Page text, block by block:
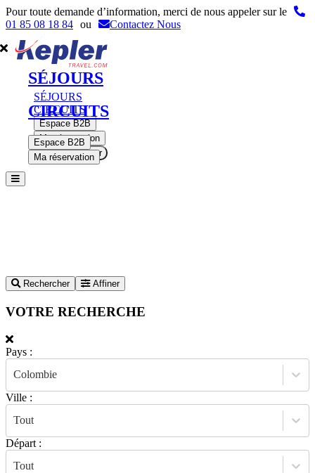
Pour toute demande d’information, merci de nous appeler sur le
01 85 08 18 84 ou Contactez Nous
SÉJOURS
CIRCUITS
Espace B2B
Ma réservation
Se connecter
SÉJOURS
CIRCUITS
Espace B2B
Ma réservation
Rechercher Affiner
VOTRE RECHERCHE
Pays :
Colombie
Ville :
Tout
Départ :
Tout